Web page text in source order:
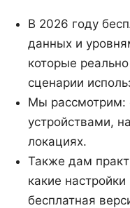
В 2026 году
данных и
которые
сценарии
Мы рассмотрим:
устройствами,
локациях.
Также дам
какие
бесплатная